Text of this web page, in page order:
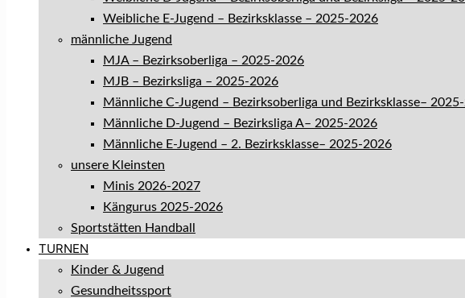
Weibliche E-Jugend – Bezirksklasse – 2025-2026
männliche Jugend
MJA – Bezirksoberliga – 2025-2026
MJB – Bezirksliga – 2025-2026
Männliche C-Jugend – Bezirksoberliga und Bezirksklasse–
Männliche D-Jugend – Bezirksliga A– 2025-2026
Männliche E-Jugend – 2. Bezirksklasse– 2025-2026
unsere Kleinsten
Minis 2026-2027
Kängurus 2025-2026
Sportstätten Handball
TURNEN
Kinder & Jugend
Gesundheitssport